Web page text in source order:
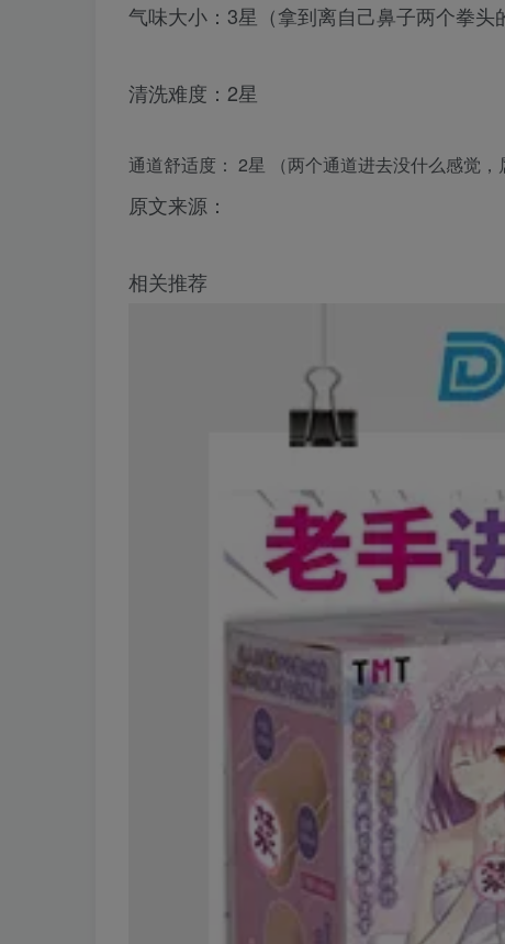
气味大小：3星（拿到离自己鼻子两个拳头
清洗难度：2星
通道舒适度： 2星 （两个通道进去没什么感觉，
原文来源：
相关推荐